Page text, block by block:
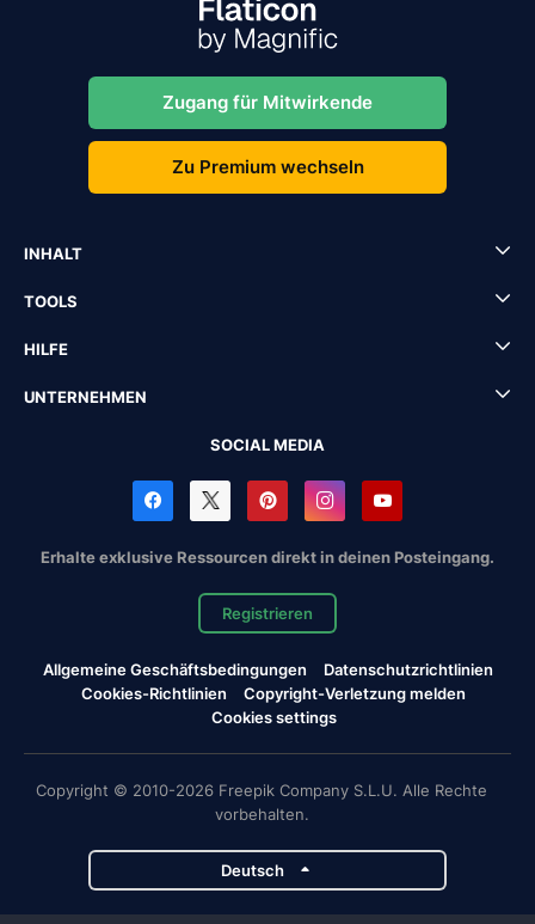
Zugang für Mitwirkende
Zu Premium wechseln
INHALT
TOOLS
HILFE
UNTERNEHMEN
SOCIAL MEDIA
Erhalte exklusive Ressourcen direkt in deinen Posteingang.
Registrieren
Allgemeine Geschäftsbedingungen
Datenschutzrichtlinien
Cookies-Richtlinien
Copyright-Verletzung melden
Cookies settings
Copyright © 2010-2026 Freepik Company S.L.U. Alle Rechte
vorbehalten.
Deutsch